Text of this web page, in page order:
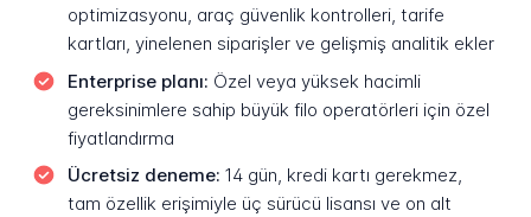
optimizasyonu, araç güvenlik kontrolleri, tarife
kartları, yinelenen siparişler ve gelişmiş analitik ekler
Enterprise planı: Özel veya yüksek hacimli
gereksinimlere sahip büyük filo operatörleri için özel
fiyatlandırma
Ücretsiz deneme: 14 gün, kredi kartı gerekmez,
tam özellik erişimiyle üç sürücü lisansı ve on alt